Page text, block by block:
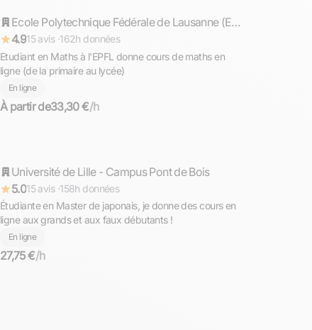
Répond rapidement
Ecole Polytechnique Fédérale de Lausanne (EPFL)
4.915 avis ·162h données
Etudiant en Maths à l'EPFL donne cours de maths en
ligne (de la primaire au lycée)
En ligne
À partir de33,30 €/h
Répond rapidement
Université de Lille - Campus Pont de Bois
5.015 avis ·158h données
Étudiante en Master de japonais, je donne des cours en
ligne aux grands et aux faux débutants !
En ligne
27,75 €/h